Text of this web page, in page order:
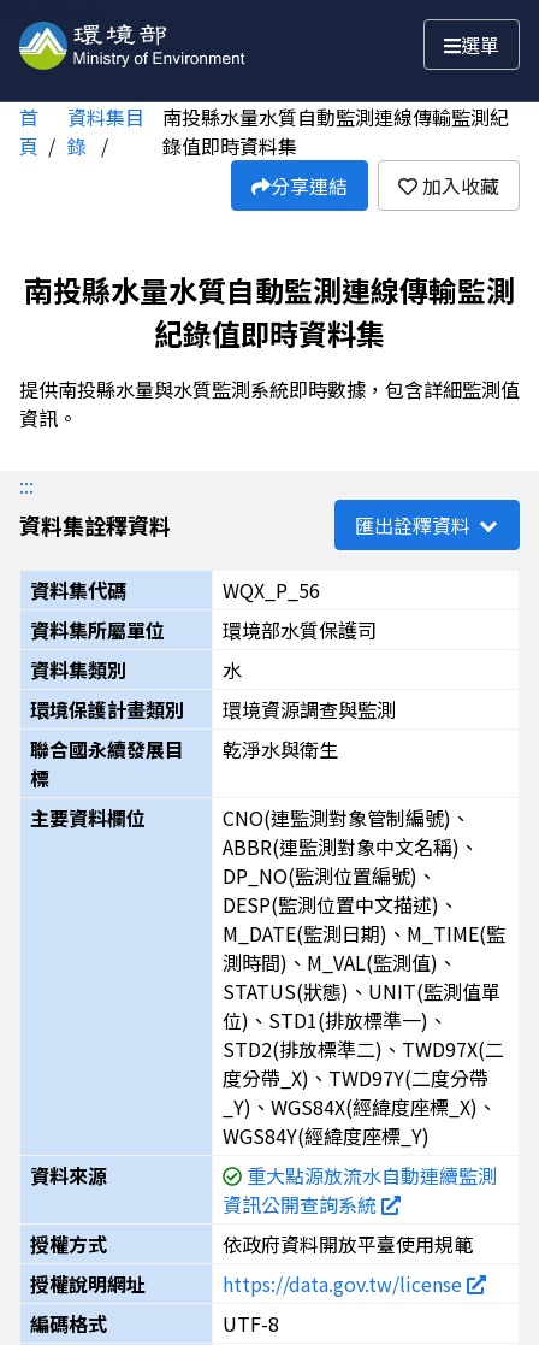
選單
首
頁
資料集目
錄
南投縣水量水質自動監測連線傳輸監測紀
錄值即時資料集
分享連結
加入收藏
南投縣水量水質自動監測連線傳輸監測
紀錄值即時資料集
提供南投縣水量與水質監測系統即時數據，包含詳細監測值
資訊。
:::
資料集詮釋資料 匯出詮釋資料
資料集代碼
WQX_P_56
資料集所屬單位
環境部水質保護司
資料集類別
水
環境保護計畫類別
環境資源調查與監測
聯合國永續發展目
標
乾淨水與衛生
主要資料欄位
CNO(連監測對象管制編號)、
ABBR(連監測對象中文名稱)、
DP_NO(監測位置編號)、
DESP(監測位置中文描述)、
M_DATE(監測日期)、M_TIME(監
測時間)、M_VAL(監測值)、
STATUS(狀態)、UNIT(監測值單
位)、STD1(排放標準一)、
STD2(排放標準二)、TWD97X(二
度分帶_X)、TWD97Y(二度分帶
_Y)、WGS84X(經緯度座標_X)、
WGS84Y(經緯度座標_Y)
資料來源
重大點源放流水自動連續監測
資訊公開查詢系統
授權方式
依政府資料開放平臺使用規範
授權說明網址
https://data.gov.tw/license
編碼格式
UTF-8